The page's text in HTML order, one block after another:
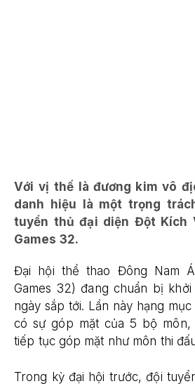
Với vị thế là đương kim vô
danh hiệu là một trọng
tuyển thủ đại diện Đột Kích
Games 32.
Đại hội thể thao Đông Nam
Games 32) đang chuẩn bị
ngày sắp tới. Lần này hạng
có sự góp mặt của 5 bộ
tiếp tục góp mặt như môn thi
Trong kỳ đại hội trước, đội